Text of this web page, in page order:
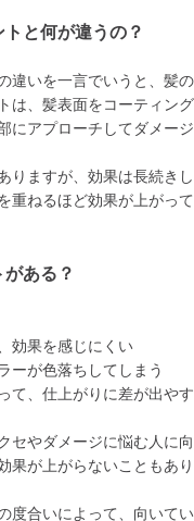
と何が違うの？
違いを一言でいうと、髪
は、髪表面をコーティン
にアプローチしてダメージ
りますが、効果は長続き
重ねるほど効果が上がって
ある？
効果を感じにくい
ーが色落ちしてしまう
て、仕上がりに差が出や
セやダメージに悩む人に
果が上がらないこともあり
度合いによって、向いて